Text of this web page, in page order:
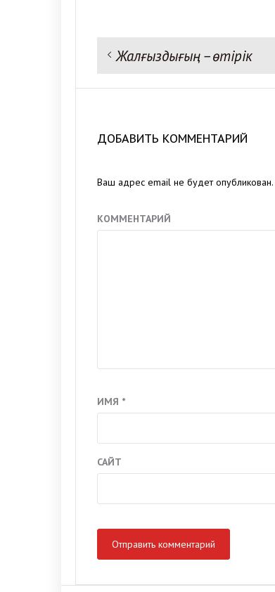
Навигация
Предыдущая запись:
Жалғыздығың – өтірік
ДОБАВИТЬ КОММЕНТАРИЙ
Ваш адрес email не будет опубликован.
КОММЕНТАРИЙ
ИМЯ *
САЙТ